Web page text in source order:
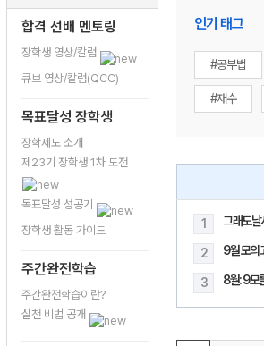
합격 선배 멘토링
장학생 영상/칼럼
큐브 영상/칼럼(QCC)
목표달성 장학생
장학제도 소개
제23기 장학생 1차 도전
목표달성 성공기
장학생 활동 가이드
주간완전학습
주간완전학습이란?
실천 비법 공개
인기 태그
#공부법
#재수
1 그래도날
2 9월 모의
3 8월: 9모